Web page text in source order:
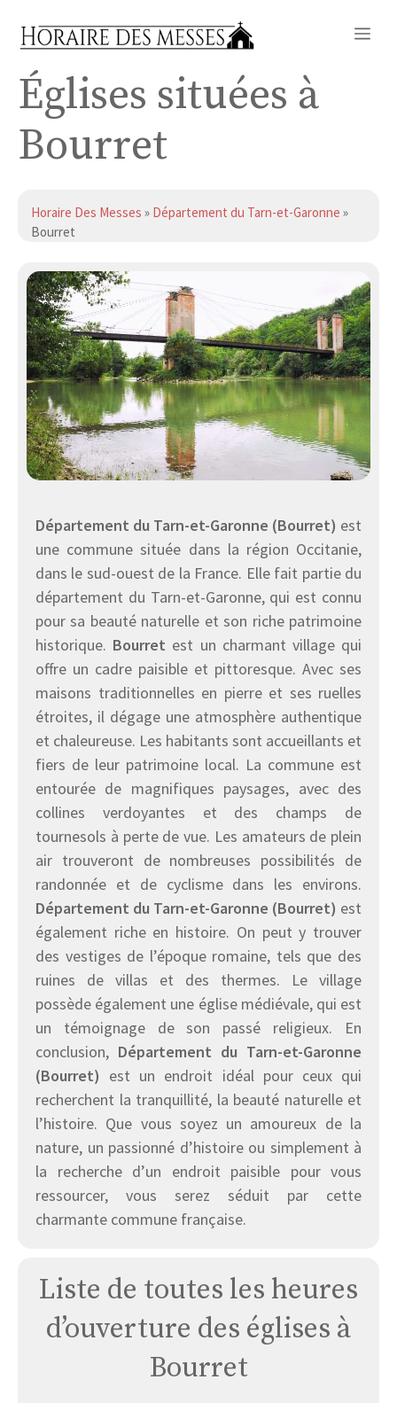
Églises situées à
Bourret
Horaire Des Messes » Département du Tarn-et-Garonne »
Bourret
Département du Tarn-et-Garonne (Bourret) est
une commune située dans la région Occitanie,
dans le sud-ouest de la France. Elle fait partie du
département du Tarn-et-Garonne, qui est connu
pour sa beauté naturelle et son riche patrimoine
historique. Bourret est un charmant village qui
offre un cadre paisible et pittoresque. Avec ses
maisons traditionnelles en pierre et ses ruelles
étroites, il dégage une atmosphère authentique
et chaleureuse. Les habitants sont accueillants et
fiers de leur patrimoine local. La commune est
entourée de magnifiques paysages, avec des
collines verdoyantes et des champs de
tournesols à perte de vue. Les amateurs de plein
air trouveront de nombreuses possibilités de
randonnée et de cyclisme dans les environs.
Département du Tarn-et-Garonne (Bourret) est
également riche en histoire. On peut y trouver
des vestiges de l’époque romaine, tels que des
ruines de villas et des thermes. Le village
possède également une église médiévale, qui est
un témoignage de son passé religieux. En
conclusion, Département du Tarn-et-Garonne
(Bourret) est un endroit idéal pour ceux qui
recherchent la tranquillité, la beauté naturelle et
l’histoire. Que vous soyez un amoureux de la
nature, un passionné d’histoire ou simplement à
la recherche d’un endroit paisible pour vous
ressourcer, vous serez séduit par cette
charmante commune française.
Liste de toutes les heures
d’ouverture des églises à
Bourret